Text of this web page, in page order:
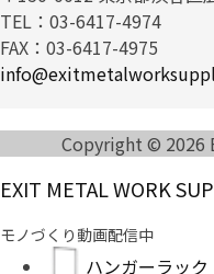
TEL：03-6417-4974
FAX：03-6417-4975
Copyright © 2026
EXIT METAL WORK
モノづくり動画配信中
ハンガーラック